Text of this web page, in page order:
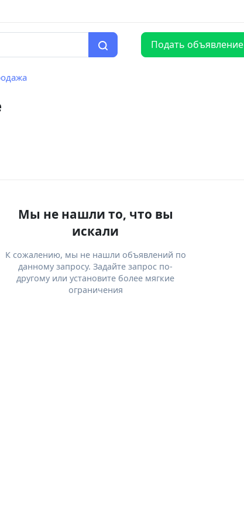
Подать объявление
Мы не нашли то, что вы
искали
К сожалению, мы не нашли объявлений по
данному запросу. Задайте запрос по-
другому или установите более мягкие
ограничения